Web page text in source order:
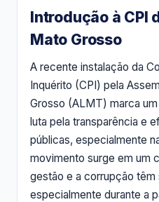
Introdução à CPI
Mato Grosso
A recente instalação da
Inquérito (CPI) pela
Grosso (ALMT) marca
luta pela transparência e
públicas, especialmente
movimento surge em um
gestão e a corrupção
especialmente durante a